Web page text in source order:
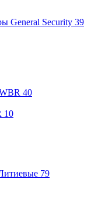
General Security 39
40
10
79